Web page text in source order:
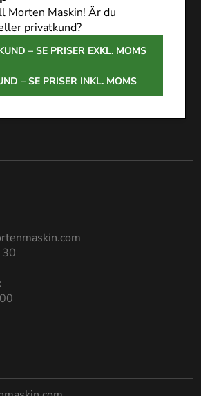
Morten Maskin! Är du
privatkund?
– SE PRISER EXKL. MOMS
– SE PRISER INKL. MOMS